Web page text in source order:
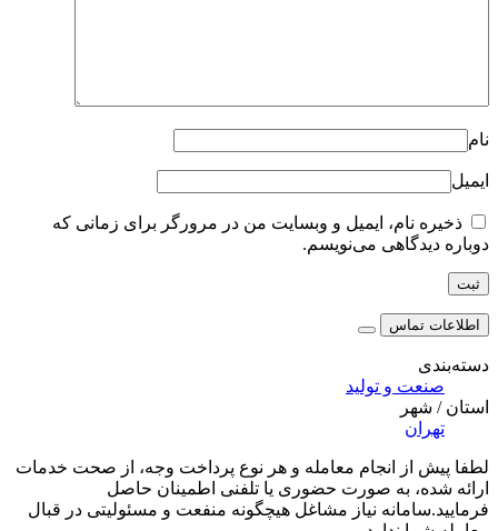
ایمیل و وبسایت من در مرورگر برای زمانی که
می‌نویسم.
و تولید
انجام معامله و هر نوع پرداخت وجه، از صحت خدمات
به صورت حضوری یا تلفنی اطمینان حاصل
نیاز مشاغل هیچگونه منفعت و مسئولیتی در قبال